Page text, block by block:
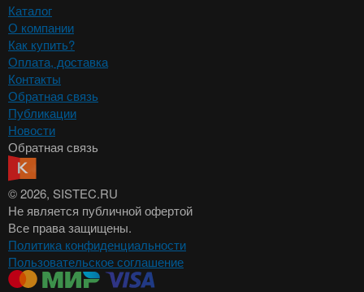
Каталог
О компании
Как купить?
Оплата, доставка
Контакты
Обратная связь
Публикации
Новости
Обратная связь
© 2026, SISTEC.RU
Не является публичной офертой
Все права защищены.
Политика конфиденциальности
Пользовательское соглашение